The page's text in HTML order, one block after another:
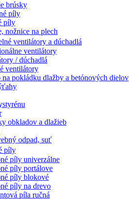
brúsky
píly
píly
nožnice na plech
ventilátory a dúchadlá
ventilátory
/ dúchadlá
ventilátory
na pokládku dlažby a betónových dielov
obkladov a dlažieb
odpad, suť
píly
píly univerzálne
píly portálove
píly blokové
píly na drevo
píla ručná